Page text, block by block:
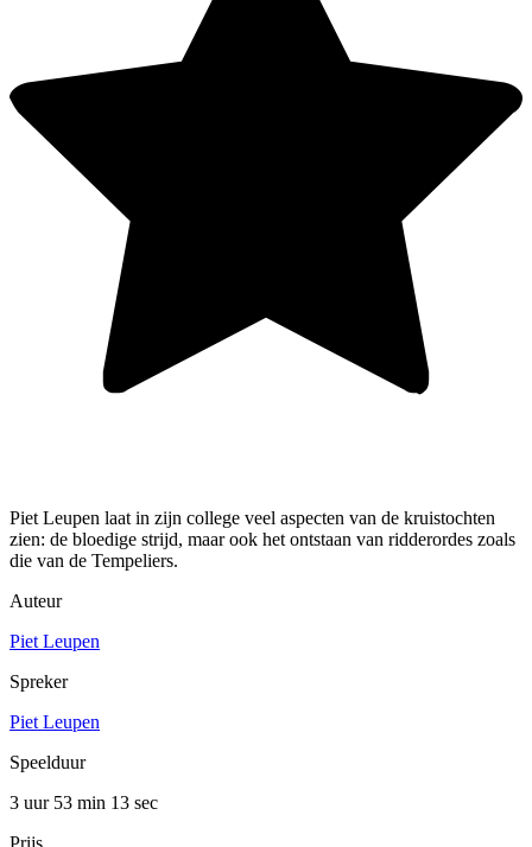
Piet Leupen laat in zijn college veel aspecten van de kruistochten
zien: de bloedige strijd, maar ook het ontstaan van ridderordes zoals
die van de Tempeliers.
Auteur
Piet Leupen
Spreker
Piet Leupen
Speelduur
3 uur 53 min 13 sec
Prijs